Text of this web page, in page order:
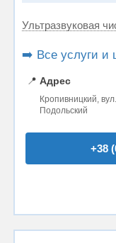
Ультразвуковая
➡️ Все услуги и
📍 Адрес
Кропивницкий,
Подольский
+38